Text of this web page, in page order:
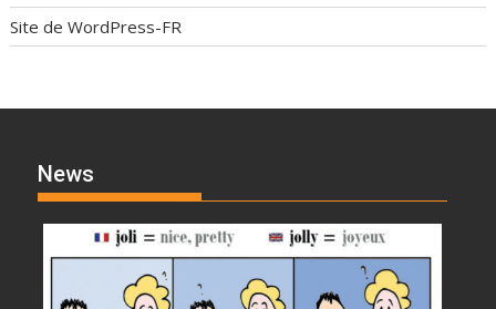
Site de WordPress-FR
News